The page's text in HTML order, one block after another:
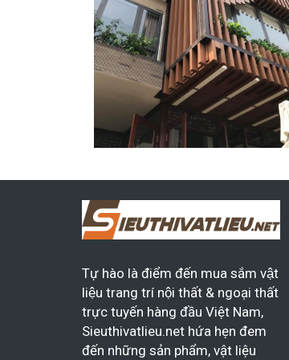
Tự hào là điểm đến mua sắm vật
liệu trang trí nội thất & ngoại thất
trực tuyến hàng đầu Việt Nam,
Sieuthivatlieu.net hứa hẹn đem
đến những sản phẩm, vật liệu